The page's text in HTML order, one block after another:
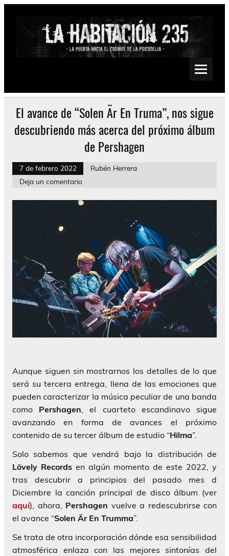
Saltar
Psychedelic, Stoner, Doom, Sludge, Fuzz, Space, Drone
El avance de “Solen Är En Truma”, nos sigue
descubriendo más acerca del próximo álbum
de Pershagen
7 de febrero 2022
Rubén Herrera
Deja un comentario
Aunque siguen sin mostrarnos los detalles de lo que
será su tercera entrega, llena de las emociones que
pueden caracterizar la música peculiar de una banda
como Pershagen, el cuarteto escandinavo sigue
avanzando en forma de avances el próximo
contenido de su tercer álbum de estudio “Hilma”.
Solo sabemos que vendrá bajo la distribución de
Lövely Records en algún momento de este 2022, y
tras descubrir a principios del pasado mes d
Diciembre la canción principal de disco álbum (ver
aquí), ahora, Pershagen vuelve a redescubrirse con
el avance “Solen Är En Trumma”.
Se trata de otra incorporación dónde esa sensibilidad
atmosférica enlaza con las mejores sintonías del